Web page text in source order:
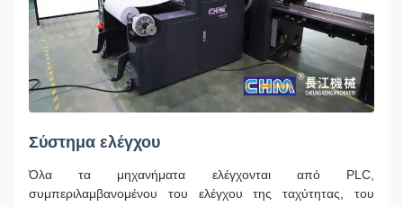
Σύστημα ελέγχου
Όλα τα μηχανήματα ελέγχονται από PLC,
συμπεριλαμβανομένου του ελέγχου της ταχύτητας, του